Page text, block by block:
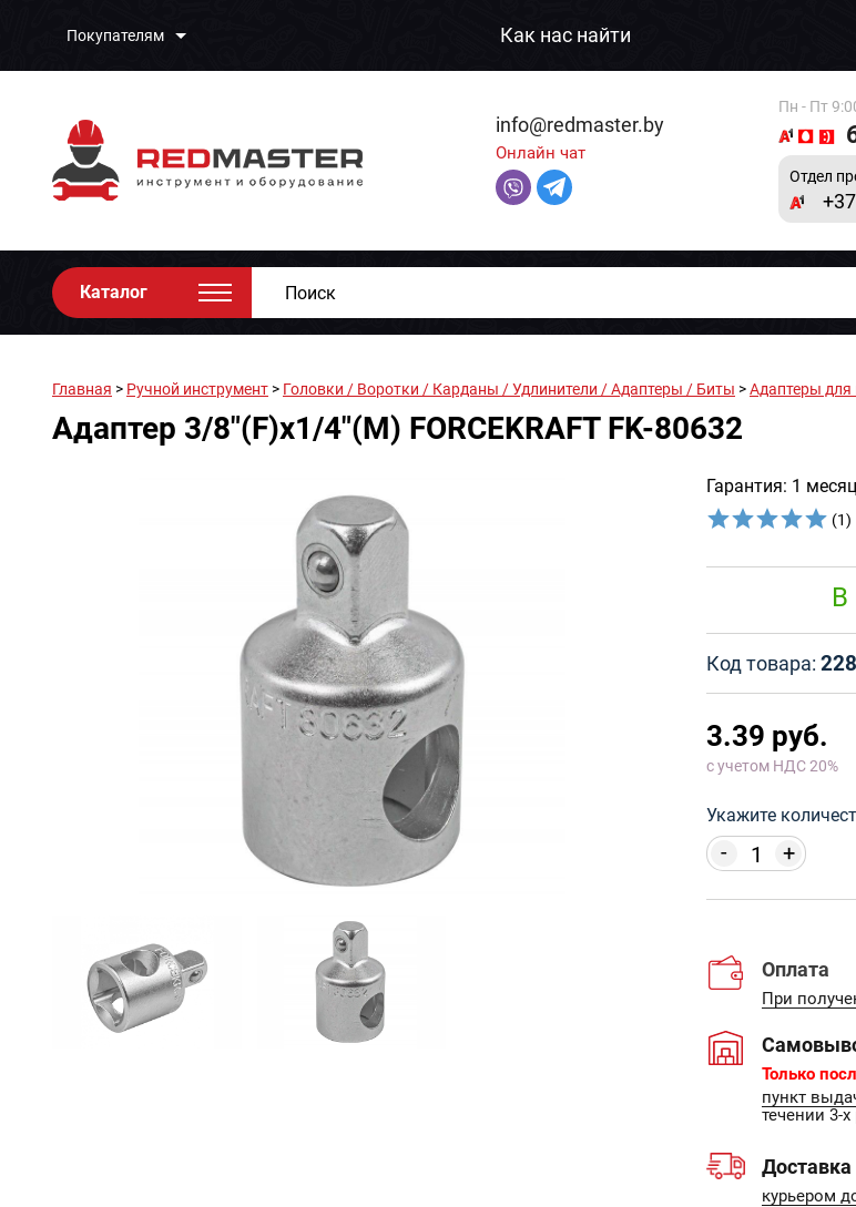
Покупателям Как нас найти
info@redmaster.by
Онлайн чат
Пн - Пт
Отдел
Каталог
Главная > Ручной инструмент > Головки / Воротки / Карданы / Удлинители / Адаптеры / Биты >Адаптеры для
Адаптер 3/8"(F)x1/4"(M) FORCEKRAFT FK-80632
Гарантия: 1
(1)
В
Код товара:
3.39 руб.
с учетом НДС 20%
Укажите
+
-
Оплата
При
Только
пункт
течении 3-
курьером